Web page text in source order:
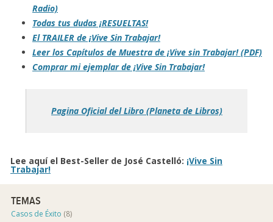
Radio)
Todas tus dudas ¡RESUELTAS!
El TRAILER de ¡Vive Sin Trabajar!
Leer los Capítulos de Muestra de ¡Vive sin Trabajar! (PDF)
Comprar mi ejemplar de ¡Vive Sin Trabajar!
Pagina Oficial del Libro (Planeta de Libros)
Lee aquí el Best-Seller de José Castelló: ¡Vive Sin
Trabajar!
TEMAS
Casos de Éxito (8)